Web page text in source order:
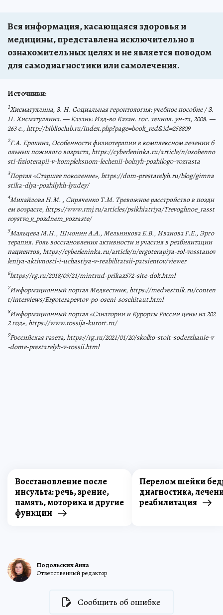
Вся информация, касающаяся здоровья и
медицины, представлена исключительно в
ознакомительных целях и не является поводом
для самодиагностики или самолечения.
Источники:
1Хисматуллина, З. Н. Социальная геронтология: учебное пособие / З.
Н. Хисматуллина. — Казань: Изд-во Казан. гос. технол. ун-та, 2008. —
263 с., http://biblioclub.ru/index.php?page=book_red&id=258809
2Г.А. Ерохина, Особенности физиотерапии в комплексном лечении б
ольных пожилого возраста, https://cyberleninka.ru/article/n/osobenno
sti-fizioterapii-v-kompleksnom-lechenii-bolnyh-pozhilogo-vozrasta
3Портал «Старшее поколение», https://dom-prestarelyh.ru/blog/gimna
stika-dlya-pozhilykh-lyudey/
4Михайлова Н.М. , Сиряченко Т.М. Тревожное расстройство в поздн
ем возрасте, https://www.rmj.ru/articles/psikhiatriya/Trevoghnoe_rasst
roystvo_v_pozdnem_vozraste/
5Мальцева М.Н., Шмонин А.А., Мельникова Е.В., Иванова Г.Е., Эрго
терапия. Роль восстановления активности и участия в реабилитации
пациентов, https://cyberleninka.ru/article/n/ergoterapiya-rol-vosstanov
leniya-aktivnosti-i-uchastiya-v-reabilitatsii-patsientov/viewer
6https://rg.ru/2018/09/21/mintrud-prikaz572-site-dok.html
7Информационный портал Медвестник, https://medvestnik.ru/conten
t/interviews/Ergoterapevtov-po-oseni-soschitaut.html
8Информационный портал «Санатории и Курорты России цены на 202
2 год», https://www.rossija-kurort.ru/
9Российская газета, https://rg.ru/2021/01/20/skolko-stoit-soderzhanie-v
-dome-prestarelyh-v-rossii.html
Восстановление после
инсульта: речь, зрение,
память, моторика и другие
функции
Перелом шейки
диагностика,
реабилитация
Подольских Анна
Ответственный редактор
Сообщить об ошибке